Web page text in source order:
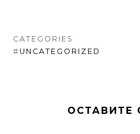
CATEGORIES
# UNCATEGORIZED
ОСТАВИТЕ